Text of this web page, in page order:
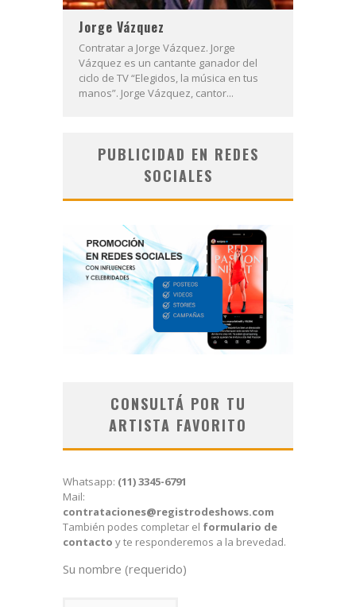
Jorge Vázquez
Contratar a Jorge Vázquez. Jorge
Vázquez es un cantante ganador del
ciclo de TV “Elegidos, la música en tus
manos”. Jorge Vázquez, cantor...
PUBLICIDAD EN REDES
SOCIALES
CONSULTÁ POR TU
ARTISTA FAVORITO
Whatsapp: (11) 3345-6791
Mail:
contrataciones@registrodeshows.com
También podes completar el formulario de
contacto y te responderemos a la brevedad.
Su nombre (requerido)